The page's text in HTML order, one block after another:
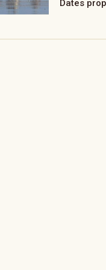
Dates